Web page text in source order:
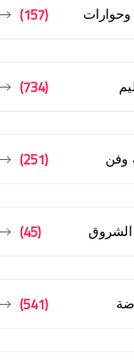
(157)
(734)
وفن (251)
(45)
(541)